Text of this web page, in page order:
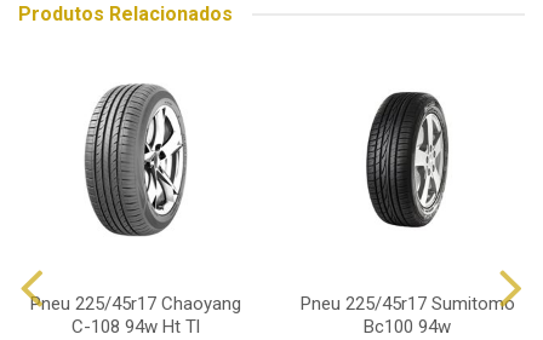
Produtos Relacionados
Pneu 225/45r17 Chaoyang
C-108 94w Ht Tl
Pneu 225/45r17 Sumitomo
Bc100 94w